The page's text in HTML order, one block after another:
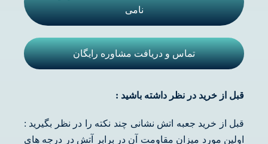
نامی
تماس و دریافت مشاوره رایگان
قبل از خرید در نظر داشته باشید :
قبل از خرید جعبه اتش نشانی چند نکته را در نظر بگیرید :
اولین مورد میزان مقاومت آن در برابر آتش در درجه های